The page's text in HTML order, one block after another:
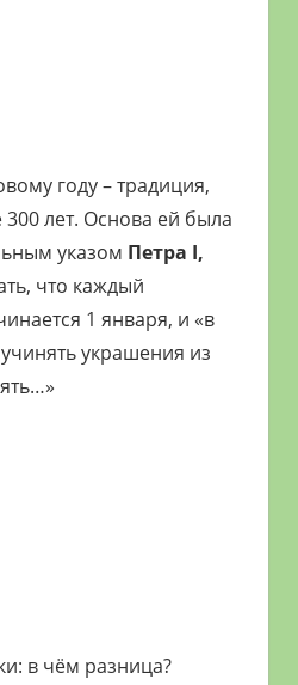
году – традиция,
лет. Основа ей была
указом Петра I,
что каждый
1 января, и «в
украшения из
в чём разница?